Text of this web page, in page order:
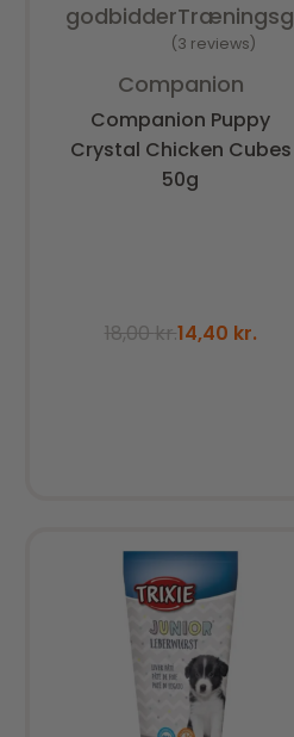
godbidder
3 reviews
Companion
Companion Puppy
Crystal Chicken Cubes
50g
18,00kr.14,40 kr.
Tilføj til kurv